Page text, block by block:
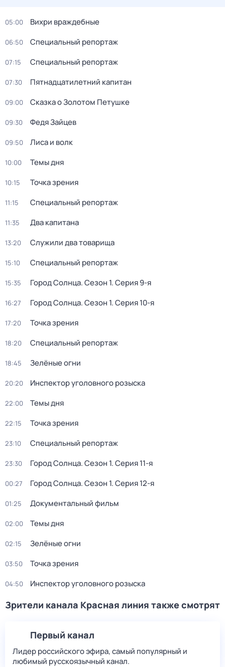
05:00 Вихри враждебные
06:50 Специальный репортаж
07:15 Специальный репортаж
07:30 Пятнадцатилетний капитан
09:00 Сказка о Золотом Петушке
09:30 Федя Зайцев
09:50 Лиса и волк
10:00 Темы дня
10:15 Точка зрения
11:15 Специальный репортаж
11:35 Два капитана
13:20 Служили два товарища
15:10 Специальный репортаж
15:35 Город Солнца. Сезон 1. Серия 9-я
16:27 Город Солнца. Сезон 1. Серия 10-я
17:20 Точка зрения
18:20 Специальный репортаж
18:45 Зелёные огни
20:20 Инспектор уголовного розыска
22:00 Темы дня
22:15 Точка зрения
23:10 Специальный репортаж
23:30 Город Солнца. Сезон 1. Серия 11-я
00:27 Город Солнца. Сезон 1. Серия 12-я
01:25 Документальный фильм
02:00 Темы дня
02:15 Зелёные огни
03:50 Точка зрения
04:50 Инспектор уголовного розыска
Зрители канала Красная линия также смотрят
Первый канал
Лидер российского эфира, самый популярный и
любимый русскоязычный канал.